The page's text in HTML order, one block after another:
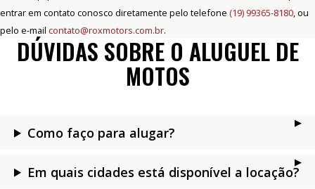
entrar em contato conosco diretamente pelo telefone (19) 99365-8180, ou
pelo e-mail contato@roxmotors.com.br.
DÚVIDAS SOBRE O ALUGUEL DE
MOTOS
Como faço para alugar?
Em quais cidades está disponível a locação?